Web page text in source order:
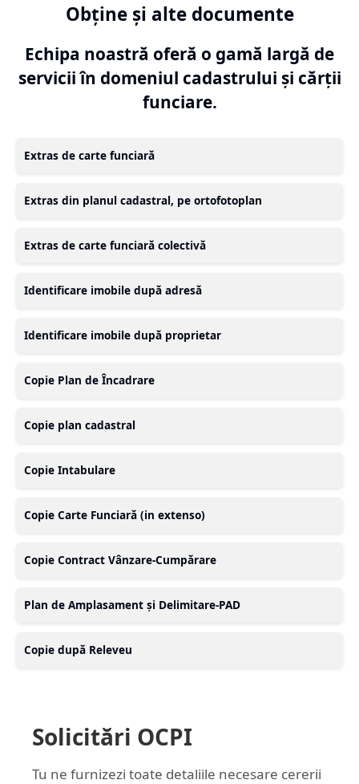
Obține și alte documente
Echipa noastră oferă o gamă largă de
servicii în domeniul cadastrului și cărții
funciare.
Extras de carte funciară
Extras din planul cadastral, pe ortofotoplan
Extras de carte funciară colectivă
Identificare imobile după adresă
Identificare imobile după proprietar
Copie Plan de Încadrare
Copie plan cadastral
Copie Intabulare
Copie Carte Funciară (in extenso)
Copie Contract Vânzare-Cumpărare
Plan de Amplasament și Delimitare-PAD
Copie după Releveu
Solicitări OCPI
Tu ne furnizezi toate detaliile necesare cererii